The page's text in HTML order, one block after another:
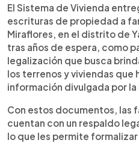
Escuchar artículo
El Sistema de Vivienda
propiedad a familias de
en Yayantique, La Unión
la tenencia de terrenos y
espera, con un
$360,000. Según la
documentos permitirán a
con seguridad jurídica,
a su nombre, acceder a
casas y consolidar un
El Sistema de Vivienda
escrituras de propiedad a
Miraflores, en el distrito de
tras años de espera, como
legalización que busca
los terrenos y viviendas que
información divulgada por
Con estos documentos, las
cuentan con un respaldo
lo que les permite